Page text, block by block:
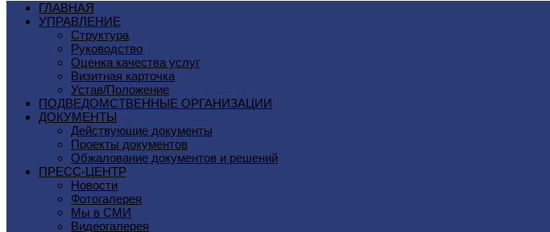
ГЛАВНАЯ
УПРАВЛЕНИЕ
Структура
Руководство
Оценка качества услуг
Визитная карточка
Устав/Положение
ПОДВЕДОМСТВЕННЫЕ ОРГАНИЗАЦИИ
ДОКУМЕНТЫ
Действующие документы
Проекты документов
Обжалование документов и решений
ПРЕСС-ЦЕНТР
Новости
Фотогалерея
Мы в СМИ
Видеогалерея